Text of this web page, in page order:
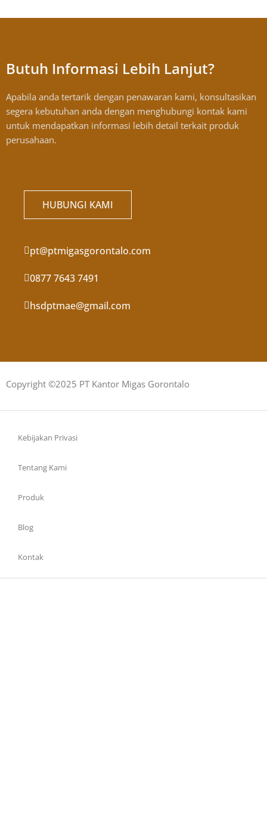
Butuh Informasi Lebih Lanjut?
Apabila anda tertarik dengan penawaran kami, konsultasikan
segera kebutuhan anda dengan menghubungi kontak kami
untuk mendapatkan informasi lebih detail terkait produk
perusahaan.
HUBUNGI KAMI
pt@ptmigasgorontalo.com
0877 7643 7491
hsdptmae@gmail.com
Copyright ©2025 PT Kantor Migas Gorontalo
Kebijakan Privasi
Tentang Kami
Produk
Blog
Kontak